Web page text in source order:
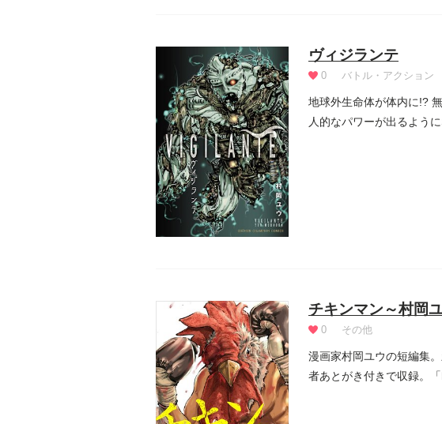
ヴィジランテ
0 バトル・アクション
地球外生命体が体内に!?
人的なパワーが出るよう
チキンマン～村岡
0 その他
漫画家村岡ユウの短編集
者あとがき付きで収録。